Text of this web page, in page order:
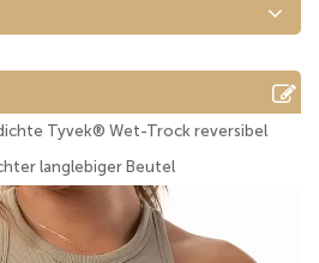
Tyvek® Wet-Trock reversibel
langlebiger Beutel